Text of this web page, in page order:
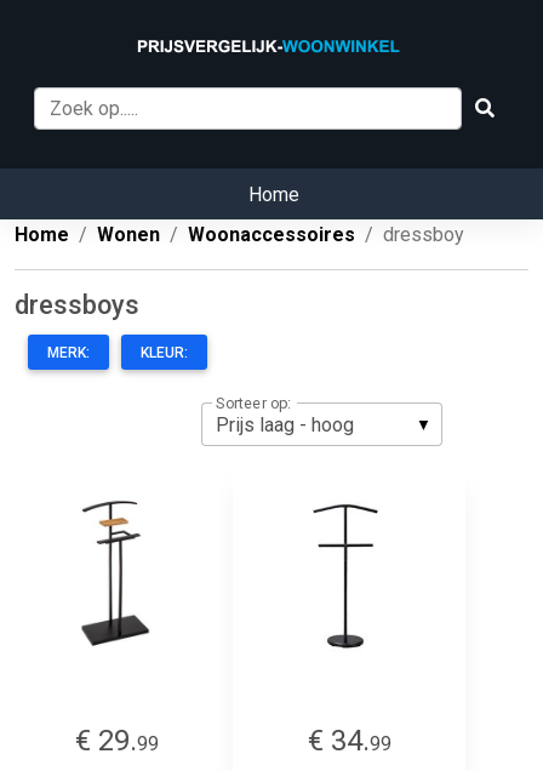
Home
Home
Wonen Woonaccessoires dressboy
dressboys
MERK: KLEUR:
Sorteer op:
€ 29.99
€ 34.99